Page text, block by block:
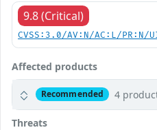
9.8 (Critical)
CVSS:3.0/AV:N/AC:L/
Affected products
Recommended 4
Threats